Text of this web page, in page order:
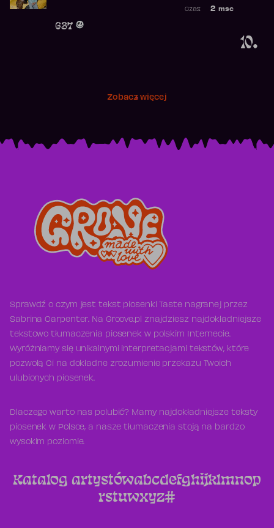
10.
637
2 msc
Czas:
Zobacz więcej
Sprawdź o czym jest tekst piosenki Taste nagranej przez
Sabrina Carpenter. Na Groove.pl znajdziesz najdokładniejsze
tekstowo tłumaczenia piosenek w polskim Internecie.
Wyróżniamy się unikalnymi interpretacjami tekstów, które
pozwolą Ci na dokładne zrozumienie przekazu Twoich
ulubionych piosenek.
Dlaczego warto nas polubić? Mamy najdokładniejsze teksty
piosenek w Polsce, a nasze tłumaczenia stoją na bardzo
wysokim poziomie.
Katalog artystówabcdefghijklmnop
rstuwxyz#